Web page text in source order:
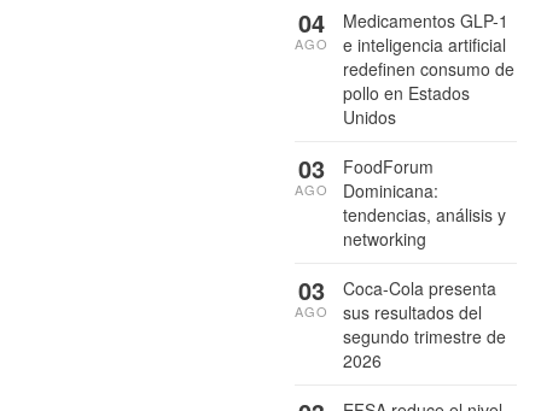
Medicamentos GLP-1
e inteligencia artificial
redefinen consumo de
pollo en Estados
Unidos
04
AGO
FoodForum
Dominicana:
tendencias, análisis y
networking
03
AGO
Coca-Cola presenta
sus resultados del
segundo trimestre de
2026
03
AGO